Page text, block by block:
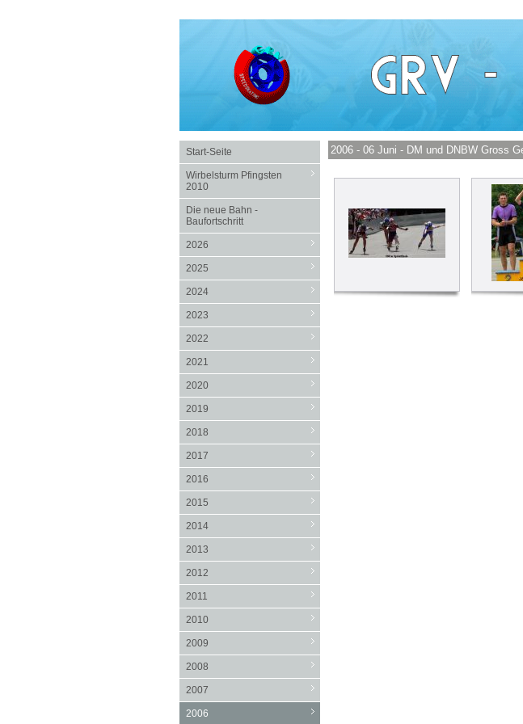
Start-Seite
Wirbelsturm Pfingsten
2010
Die neue Bahn -
Baufortschritt
2026
2025
2024
2023
2022
2021
2020
2019
2018
2017
2016
2015
2014
2013
2012
2011
2010
2009
2008
2007
2006
2006 - 06 Juni - DM und DNBW Gross